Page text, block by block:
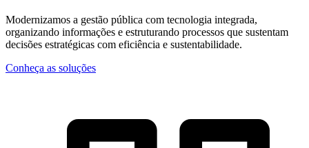
Modernizamos a gestão pública com tecnologia integrada,
organizando informações e estruturando processos que sustentam
decisões estratégicas com eficiência e sustentabilidade.
Conheça as soluções